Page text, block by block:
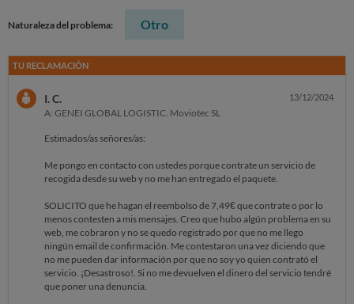
Naturaleza del problema: Otro
TU RECLAMACIÓN
I. C.
A: GENEI GLOBAL LOGISTIC. Moviotec SL
13/12/2024
Estimados/as señores/as:
Me pongo en contacto con ustedes porque contrate un servicio de
recogida desde su web y no me han entregado el paquete.
SOLICITO que he hagan el reembolso de 7,49€ que contrate o por lo
menos contesten a mis mensajes. Creo que hubo algún problema en su
web, me cobraron y no se quedo registrado por que no me llego
ningún email de confirmación. Me contestaron una vez diciendo que
no me pueden dar información por que no soy yo quien contrató el
servicio. ¡Desastroso!. Si no me devuelven el dinero del servicio tendré
que poner una denuncia.